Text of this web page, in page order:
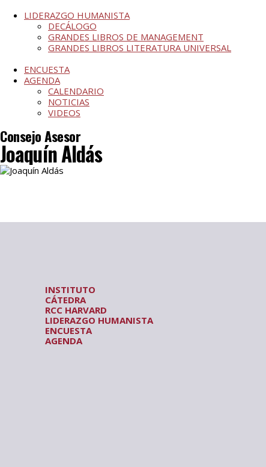
LIDERAZGO HUMANISTA
DECÁLOGO
GRANDES LIBROS DE MANAGEMENT
GRANDES LIBROS LITERATURA UNIVERSAL
ENCUESTA
AGENDA
CALENDARIO
NOTICIAS
VIDEOS
Consejo Asesor
Joaquín Aldás
INSTITUTO
CÁTEDRA
RCC HARVARD
LIDERAZGO HUMANISTA
ENCUESTA
AGENDA